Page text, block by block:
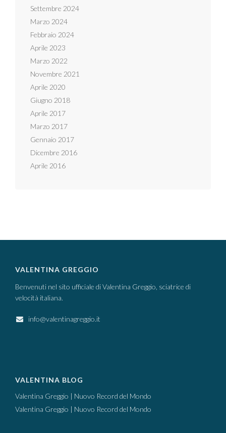
Settembre 2024
Marzo 2024
Febbraio 2024
Aprile 2023
Marzo 2022
Novembre 2021
Aprile 2020
Giugno 2018
Aprile 2017
Marzo 2017
Gennaio 2017
Dicembre 2016
Aprile 2016
VALENTINA GREGGIO
Benvenuti nel sito ufficiale di Valentina Greggio, sciatrice di
velocità italiana.
info@valentinagreggio.it
VALENTINA BLOG
Valentina Greggio | Nuovo Record del Mondo
Valentina Greggio | Nuovo Record del Mondo